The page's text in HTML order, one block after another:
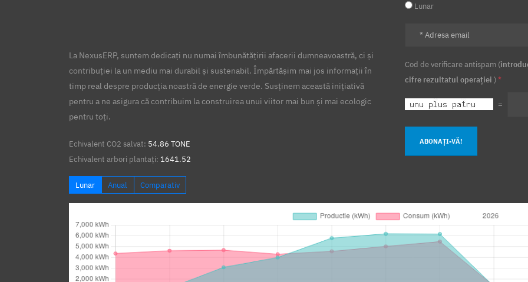
Lunar
Cod de verificare antispam (
cifre rezultatul operației ) *
=
ABONAȚI-VĂ!
La NexusERP, suntem dedicați nu numai îmbunătățirii afacerii dumneavoastră, ci și
contribuției la un mediu mai durabil și sustenabil. Împărtășim mai jos informații în
timp real despre producția noastră de energie verde. Susținem această inițiativă
pentru a ne asigura că contribuim la construirea unui viitor mai bun și mai ecologic
pentru toți.
Echivalent CO2 salvat: 54.86 TONE
Echivalent arbori plantați: 1641.52
Lunar Anual Comparativ